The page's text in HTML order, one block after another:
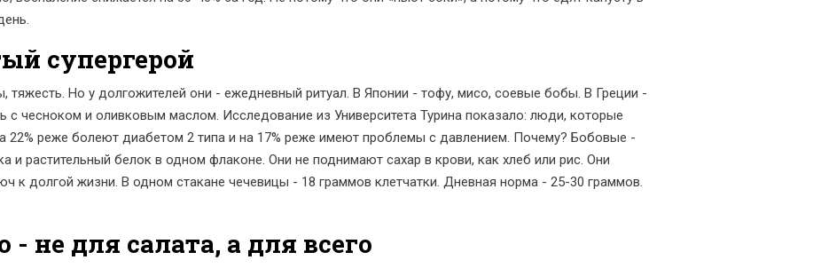
супергерой
тяжесть. Но у долгожителей они - ежедневный ритуал. В Японии - тофу, мисо, соевые бобы. В Греции -
с чесноком и оливковым маслом. Исследование из Университета Турина показало: люди, которые
22% реже болеют диабетом 2 типа и на 17% реже имеют проблемы с давлением. Почему? Бобовые -
и растительный белок в одном флаконе. Они не поднимают сахар в крови, как хлеб или рис. Они
к долгой жизни. В одном стакане чечевицы - 18 граммов клетчатки. Дневная норма - 25-30 граммов.
- не для салата, а для всего